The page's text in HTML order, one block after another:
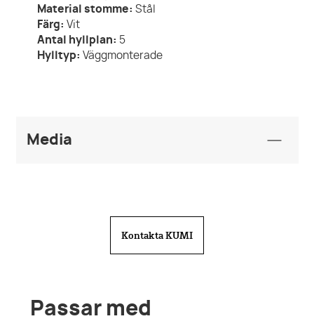
Material stomme: Stål
Färg: Vit
Antal hyllplan: 5
Hylltyp: Väggmonterade
Media
Kontakta KUMI
Passar med